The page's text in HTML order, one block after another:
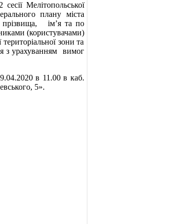
Мелітопольської
плану міста
прізвища, ім’я та по
(користувачами)
зони та
з урахуванням вимог
в 11.00 в каб.
5».